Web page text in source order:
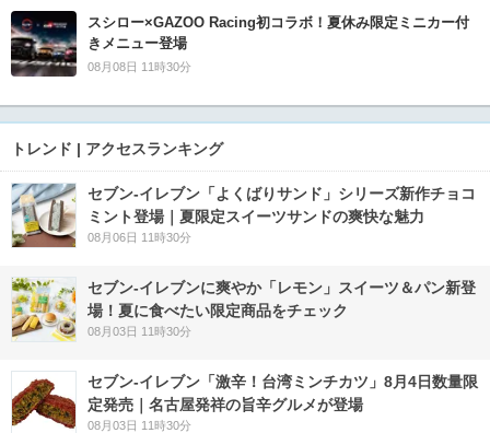
スシロー×GAZOO Racing初コラボ！夏休み限定ミニカー付
きメニュー登場
08月08日 11時30分
トレンド | アクセスランキング
セブン‐イレブン「よくばりサンド」シリーズ新作チョコ
ミント登場｜夏限定スイーツサンドの爽快な魅力
08月06日 11時30分
セブン‐イレブンに爽やか「レモン」スイーツ＆パン新登
場！夏に食べたい限定商品をチェック
08月03日 11時30分
セブン-イレブン「激辛！台湾ミンチカツ」8月4日数量限
定発売｜名古屋発祥の旨辛グルメが登場
08月03日 11時30分